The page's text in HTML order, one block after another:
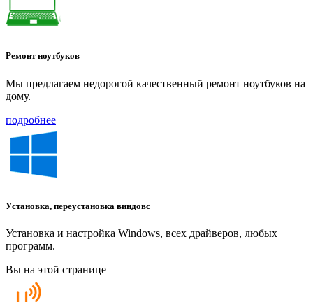
Ремонт ноутбуков
Мы предлагаем недорогой качественный ремонт ноутбуков на
дому.
подробнее
Установка, переустановка виндовс
Установка и настройка Windows, всех драйверов, любых
программ.
Вы на этой странице